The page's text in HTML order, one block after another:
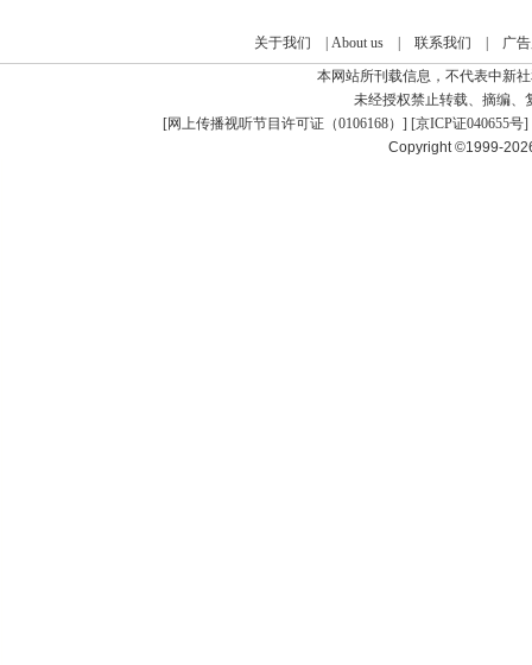
关于我们 About us| 联系我们
广
本网站所刊载信息，不代表中新
未经授权禁止转载、摘编、
[网上传播视听节目许可证（0106168） ] [京ICP证040655号]
Copyright ©1999-